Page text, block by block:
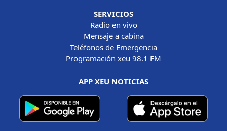
SERVICIOS
Radio en vivo
Mensaje a cabina
Teléfonos de Emergencia
Programación xeu 98.1 FM
APP XEU NOTICIAS